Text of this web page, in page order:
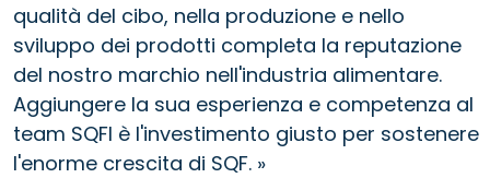
qualità del cibo, nella produzione e nello
sviluppo dei prodotti completa la reputazione
del nostro marchio nell'industria alimentare.
Aggiungere la sua esperienza e competenza al
team SQFI è l'investimento giusto per sostenere
l'enorme crescita di SQF. »